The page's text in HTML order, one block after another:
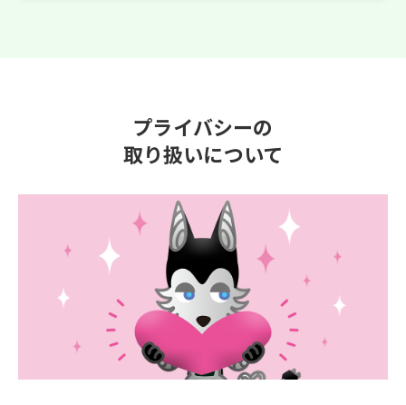
プライバシーの
取り扱いについて